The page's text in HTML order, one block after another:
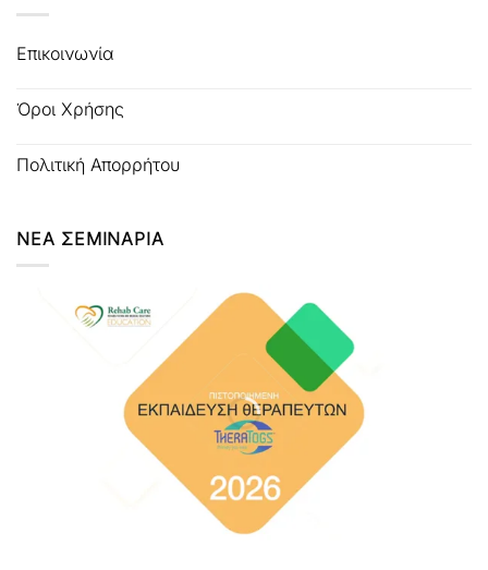
Επικοινωνία
Όροι Χρήσης
Πολιτική Απορρήτου
ΝΕΑ ΣΕΜΙΝΑΡΙΑ